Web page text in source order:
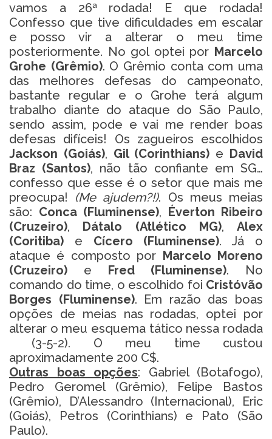
vamos a 26ª rodada! E que rodada!
Confesso que tive dificuldades em escalar
e posso vir a alterar o meu time
posteriormente. No gol optei por Marcelo
Grohe (Grêmio). O Grêmio conta com uma
das melhores defesas do campeonato,
bastante regular e o Grohe terá algum
trabalho diante do ataque do São Paulo,
sendo assim, pode e vai me render boas
defesas difíceis! Os zagueiros escolhidos
Jackson (Goiás), Gil (Corinthians) e David
Braz (Santos), não tão confiante em SG…
confesso que esse é o setor que mais me
preocupa! (Me ajudem?!). Os meus meias
são: Conca (Fluminense), Éverton Ribeiro
(Cruzeiro), Dátalo (Atlético MG), Alex
(Coritiba) e Cícero (Fluminense). Já o
ataque é composto por Marcelo Moreno
(Cruzeiro) e Fred (Fluminense). No
comando do time, o escolhido foi Cristóvão
Borges (Fluminense). Em razão das boas
opções de meias nas rodadas, optei por
alterar o meu esquema tático nessa rodada
(3-5-2). O meu time custou
aproximadamente 200 C$.
Outras boas opções: Gabriel (Botafogo),
Pedro Geromel (Grêmio), Felipe Bastos
(Grêmio), D’Alessandro (Internacional), Eric
(Goiás), Petros (Corinthians) e Pato (São
Paulo).